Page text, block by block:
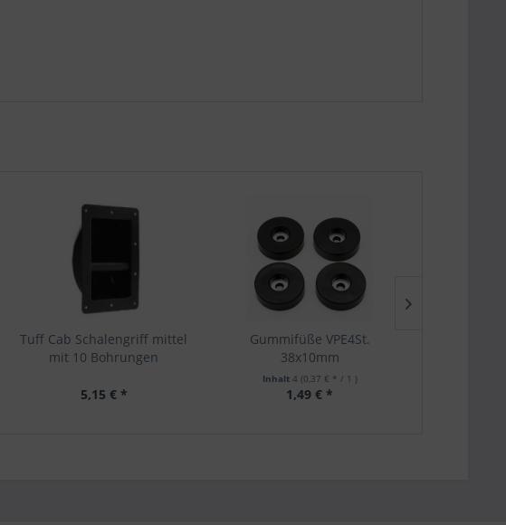
Tuff Cab Schalengriff mittel
mit 10 Bohrungen
5,15 € *
Gummifüße VPE4St.
38x10mm
Inhalt 4 (0,37 € * / 1 )
1,49 € *